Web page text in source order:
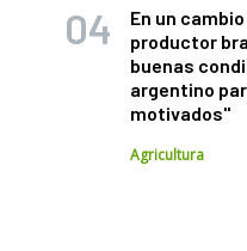
En un
productor
buenas
argentino
motivados"
Agricultura